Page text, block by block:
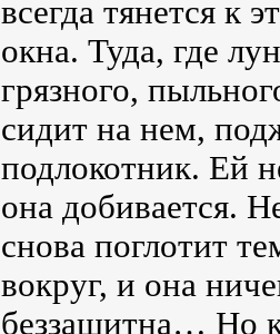
всегда тянется к
окна. Туда, где
грязного,
сидит на нем,
подлокотник. Ей
она добивается.
снова поглотит
вокруг, и она
беззащитна… Но